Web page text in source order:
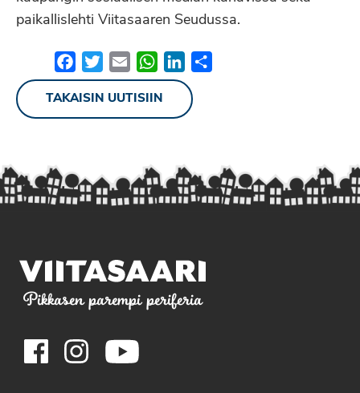
paikallislehti Viitasaaren Seudussa.
FacebookTwitterEmail WhatsApp
LinkedIn
TAKAISIN UUTISIIN
Pikkasen parempi periferia